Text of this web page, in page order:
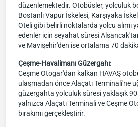
düzenlemektedir. Otobüsler, yolculuk
Bostanlı Vapur İskelesi, Karşıyaka
Oteli gibi belirli noktalarda yolcu alımı
edenler için seyahat süresi
ve Mavişehir'den ise ortalama 70
Çeşme-Havalimanı Güzergahı:
Çeşme Otogar'dan kalkan HAVAŞ
ulaşmadan önce Alaçatı Terminali'ne
güzergahta yolculuk süresi yaklaşık
yalnızca Alaçatı Terminali ve Çeşme
bırakımı gerçekleştirir.